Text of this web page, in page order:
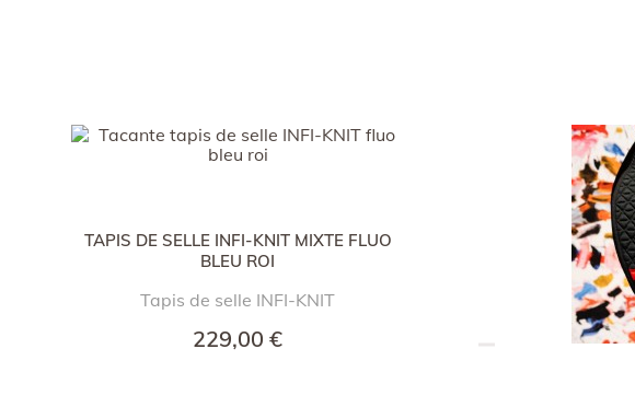
TAPIS DE SELLE INFI-KNIT MIXTE FLUO
BLEU ROI
Tapis de selle INFI-KNIT
229,00 €